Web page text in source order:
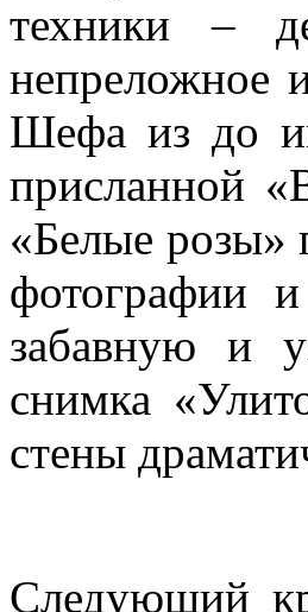
техники –
непреложное
Шефа из до
присланной
«Белые розы»
фотографии и
забавную и
снимка
стены
Следующий